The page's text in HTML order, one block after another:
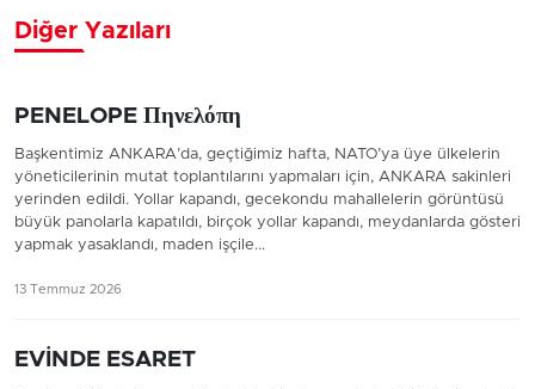
Diğer Yazıları
PENELOPE Πηνελόπη
Başkentimiz ANKARA’da, geçtiğimiz hafta, NATO’ya üye ülkelerin
yöneticilerinin mutat toplantılarını yapmaları için, ANKARA sakinleri
yerinden edildi. Yollar kapandı, gecekondu mahallelerin görüntüsü
büyük panolarla kapatıldı, birçok yollar kapandı, meydanlarda gösteri
yapmak yasaklandı, maden işçile...
13 Temmuz 2026
EVİNDE ESARET